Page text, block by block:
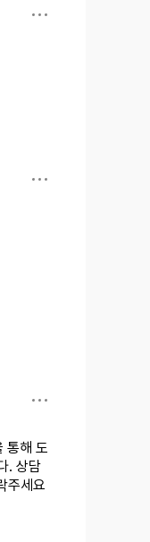
통해 도
. 상담
주세요